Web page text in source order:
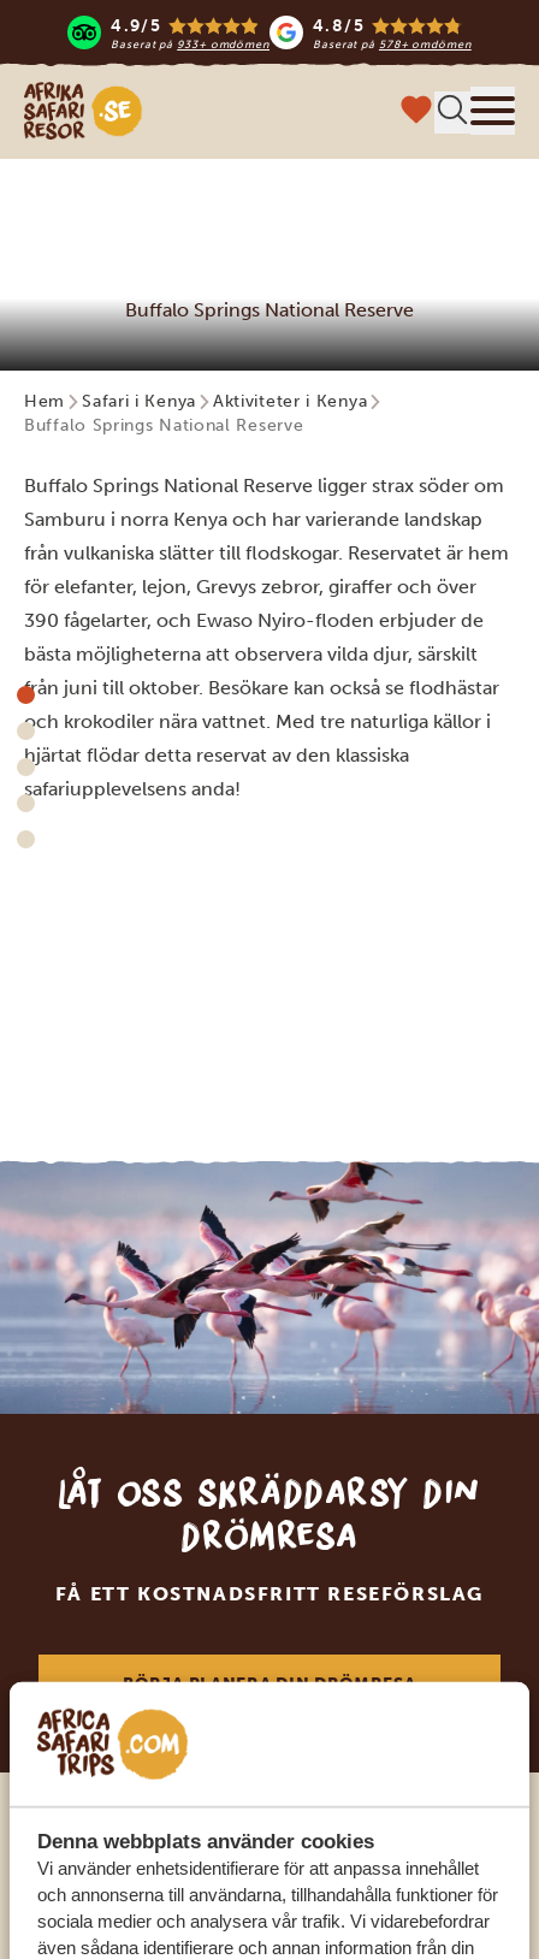
Denna webbplats använder cookies
Vi använder enhetsidentifierare för att anpassa innehållet
och annonserna till användarna, tillhandahålla funktioner för
sociala medier och analysera vår trafik. Vi vidarebefordrar
även sådana identifierare och annan information från din
4.9/5
Baserat på 933+ omdömen
4.8/5
Baserat på 578+ omdömen
Safari-resor i Afrika
Buffalo Springs National Reserve
Hem Safari i Kenya
Aktiviteter i Kenya
Buffalo Springs National Reserve
Buffalo Springs National Reserve ligger strax söder om
Samburu i norra Kenya och har varierande landskap
från vulkaniska slätter till flodskogar. Reservatet är hem
för elefanter, lejon, Grevys zebror, giraffer och över
390 fågelarter, och Ewaso Nyiro-floden erbjuder de
bästa möjligheterna att observera vilda djur, särskilt
från juni till oktober. Besökare kan också se flodhästar
och krokodiler nära vattnet. Med tre naturliga källor i
hjärtat flödar detta reservat av den klassiska
safariupplevelsens anda!
Låt oss skräddarsy din
drömresa
FÅ ETT KOSTNADSFRITT RESEFÖRSLAG
BÖRJA PLANERA DIN DRÖMRESA
Ring en av våra experter
VÅRA SPECIALISTER FINNS HÄR FÖR ATT
HJÄLPA DIG